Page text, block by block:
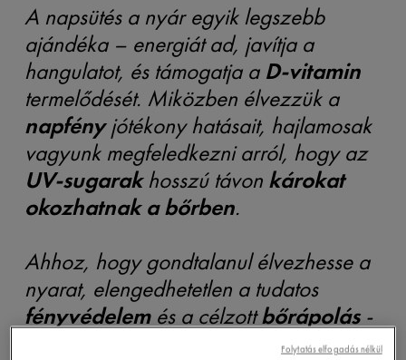
A napsütés a nyár egyik legszebb
ajándéka – energiát ad, javítja a
hangulatot, és támogatja a D-vitamin
termelődését. Miközben élvezzük a
napfényjótékony hatásait, hajlamosak
vagyunk megfeledkezni arról, hogy az
UV-sugarakhosszú távon károkat
okozhatnak a bőrben.
Ahhoz, hogy gondtalanul élvezhesse a
nyarat, elengedhetetlen a tudatos
fényvédelemés a célzottbőrápolás-
így bőre egészséges, ragyogó és védett
Folytatás elfogadás nélkül